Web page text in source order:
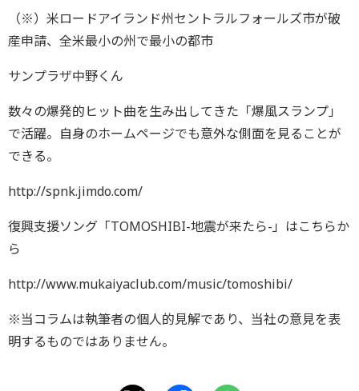
（※）米ロードアイランド州セントラルフォールズ市が破
産申請、全米最小の州で最小の都市
サンプラザ中野くん
数々の爆発的ヒット曲を生み出してきた「爆風スランプ」
で活躍。自身のホームページでも意外な側面を見ることが
できる。
http://spnk.jimdo.com/
復興支援ソング「TOMOSHIBI-地震が来たら-」はこちらか
ら
http://www.mukaiyaclub.com/music/tomoshibi/
※当コラムは執筆者の個人的見解であり、当社の意見を表
明するものではありません。